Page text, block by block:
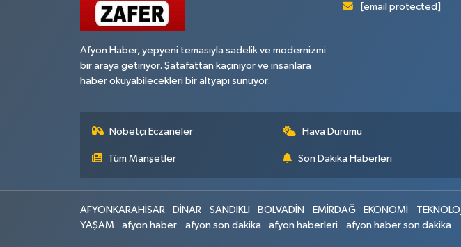
Afyon Haber, yepyeni temasıyla sadelik ve modernizmi
bir araya getiriyor. Şatafattan kaçınıyor ve insanlara
haber okuyabilecekleri bir altyapı sunuyor.
[email protected]
Nöbetçi Eczaneler Hava Durumu
Tüm Manşetler Son Dakika Haberleri
AFYONKARAHİSAR DİNAR SANDIKLI BOLVADİN EMİRDAĞ EKONOMİ TEKNOLOJİ
YAŞAM
afyon haber afyon son dakika afyon haberleri afyon haber son dakika